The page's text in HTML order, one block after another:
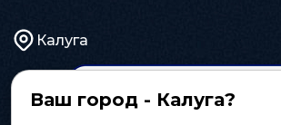
Калуга
Ваш город - Калуга?